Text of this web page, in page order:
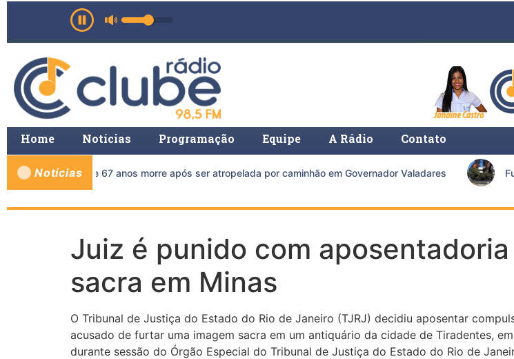
Home Notícias Programação Equipe A Rádio Contato
Notícias
Ciclista de 67 anos morre após ser atropelada por caminhão em Governador Valadares
Juiz é punido com
sacra em Minas
O Tribunal de Justiça do Estado do Rio de Janeiro (TJRJ) decidiu aposentar
acusado de furtar uma imagem sacra em um antiquário da cidade de Tiradentes,
durante sessão do Órgão Especial do Tribunal de Justiça do Estado do Rio de